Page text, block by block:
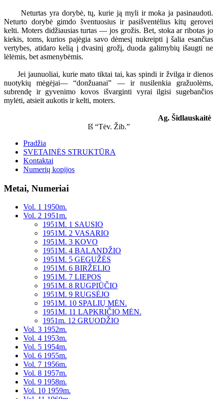
Neturtas yra dorybė, tų, kurie ją myli ir moka ja pasinaudoti.
Neturto dorybė gimdo šventuosius ir pasišventėlius kitų gerovei
kelti. Moters didžiausias turtas — jos grožis. Bet, stoka ar ribotas jo
kiekis, toms, kurios pajėgia savo dėmesį nukreipti į šalia esančias
vertybes, atidaro kelią į dvasinį grožį, duoda galimybių išaugti ne
lėlėmis, bet asmenybėmis.
Jei jaunuoliai, kurie mato tiktai tai, kas spindi ir žvilga ir dienos
nuotykių mėgėjai— “donžuanai” — ir nusilenkia gražuolėms,
subrendę ir gyvenimo kovos išvarginti vyrai ilgisi sugebančios
mylėti, atsieit aukotis ir kelti, moters.
Ag. Šidlauskaitė
Iš “Tėv. Žib.”
Pradžia
SVETAINĖS STRUKTŪRA
Kontaktai
Numerių kopijos
Metai, Numeriai
Vol. 1 1950m.
Vol. 2 1951m.
1951M. 1 SAUSIO
1951M. 2 VASARIO
1951M. 3 KOVO
1951M. 4 BALANDŽIO
1951M. 5 GEGUŽĖS
1951M. 6 BIRŽELIO
1951M. 7 LIEPOS
1951M. 8 RUGPIŪČIO
1951M. 9 RUGSĖJO
1951M. 10 SPALIŲ MĖN.
1951M. 11 LAPKRIČIO MĖN.
1951m. 12 GRUODŽIO
Vol. 3 1952m.
Vol. 4 1953m.
Vol. 5 1954m.
Vol. 6 1955m.
Vol. 7 1956m.
Vol. 8 1957m.
Vol. 9 1958m.
Vol. 10 1959m.